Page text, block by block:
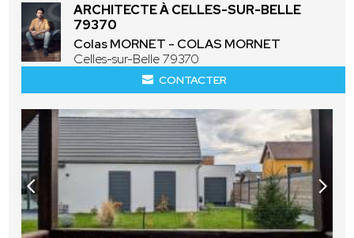
ARCHITECTE À CELLES-SUR-BELLE
79370
Colas MORNET - COLAS MORNET
Celles-sur-Belle 79370
CONTACTER